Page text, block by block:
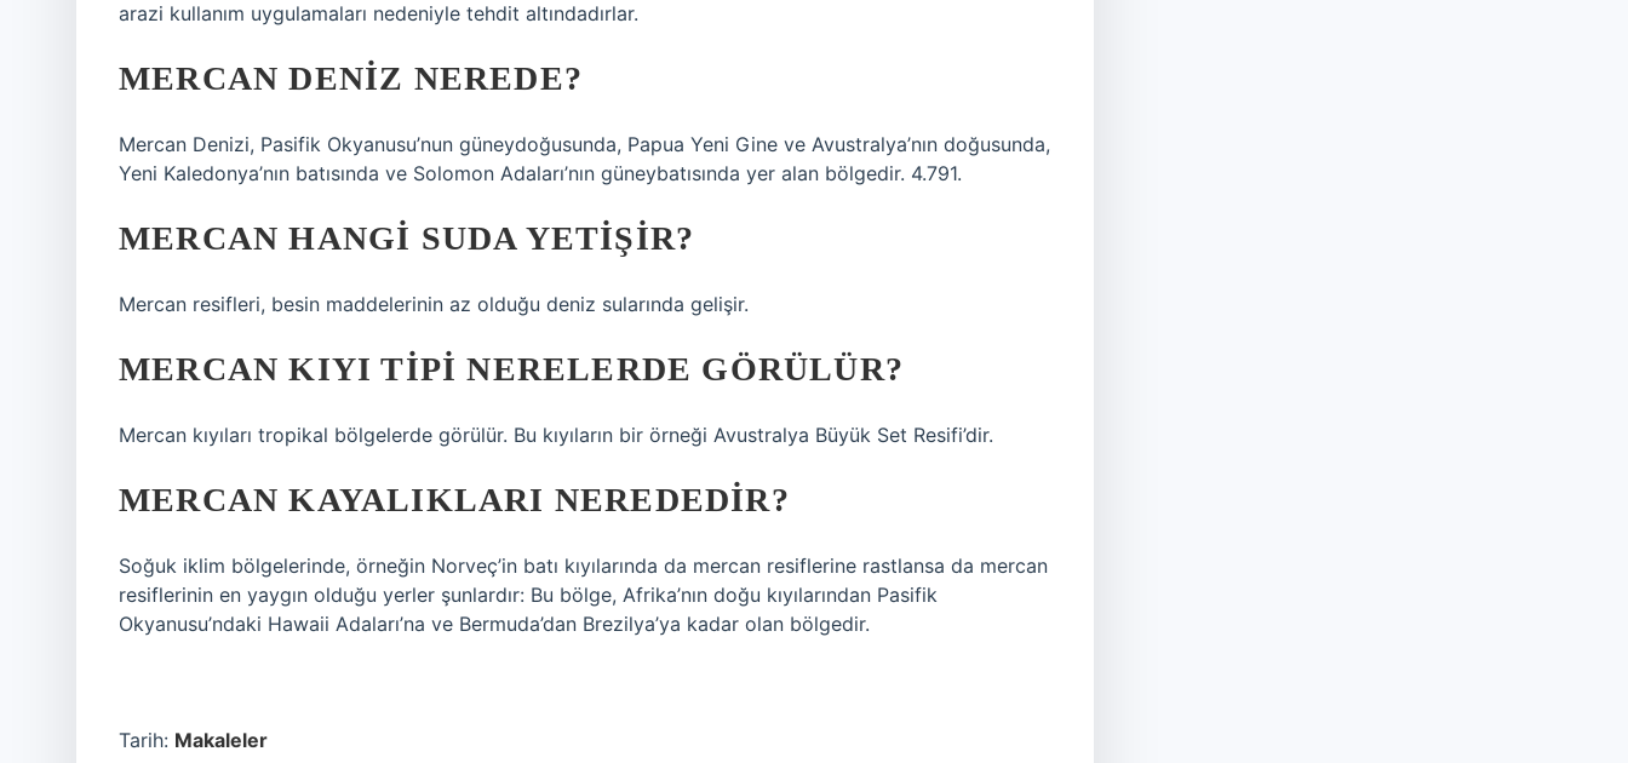
arazi kullanım uygulamaları nedeniyle tehdit altındadırlar.
MERCAN DENIZ NEREDE?
Mercan Denizi, Pasifik Okyanusu’nun güneydoğusunda, Papua Yeni Gine ve Avustralya’nın doğusunda,
Yeni Kaledonya’nın batısında ve Solomon Adaları’nın güneybatısında yer alan bölgedir. 4.791.
MERCAN HANGI SUDA YETIŞIR?
Mercan resifleri, besin maddelerinin az olduğu deniz sularında gelişir.
MERCAN KIYI TIPI NERELERDE GÖRÜLÜR?
Mercan kıyıları tropikal bölgelerde görülür. Bu kıyıların bir örneği Avustralya Büyük Set Resifi’dir.
MERCAN KAYALIKLARI NEREDEDIR?
Soğuk iklim bölgelerinde, örneğin Norveç’in batı kıyılarında da mercan resiflerine rastlansa da mercan
resiflerinin en yaygın olduğu yerler şunlardır: Bu bölge, Afrika’nın doğu kıyılarından Pasifik
Okyanusu’ndaki Hawaii Adaları’na ve Bermuda’dan Brezilya’ya kadar olan bölgedir.
Tarih: Makaleler